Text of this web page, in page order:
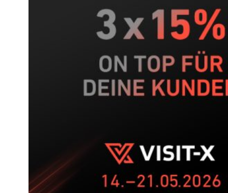
Push
auf
VISIT-